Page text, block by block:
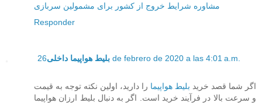
مشاوره شرایط خروج از کشور برای مشمولین سربازی
Responder
بلیط هواپیما داخلی 26 de febrero de 2020 a las 4:01 a.m.
اگر شما قصد خرید بلیط هواپیما را دارید، اولین نکته توجه به قیمت
و سرعت بالا در فرآیند خرید است. اگر به دنبال بلیط ارزان هواپیما